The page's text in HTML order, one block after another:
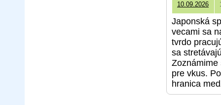
10.09.2026
Japonská
vecami sa
tvrdo
sa
Zoznámime
pre vkus.
hranica